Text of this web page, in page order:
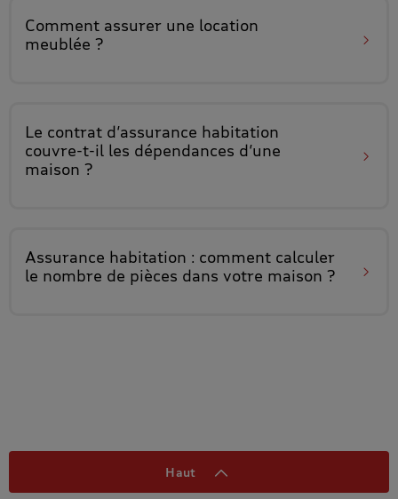
Comment assurer une location
meublée ?
Le contrat d’assurance habitation
couvre-t-il les dépendances d’une
maison ?
Assurance habitation : comment calculer
le nombre de pièces dans votre maison ?
Haut